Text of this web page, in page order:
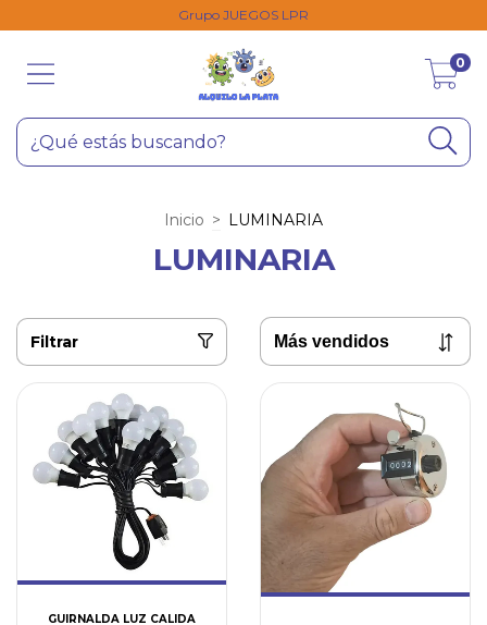
Grupo JUEGOS LPR
0
Inicio > LUMINARIA
LUMINARIA
Filtrar
GUIRNALDA LUZ CALIDA